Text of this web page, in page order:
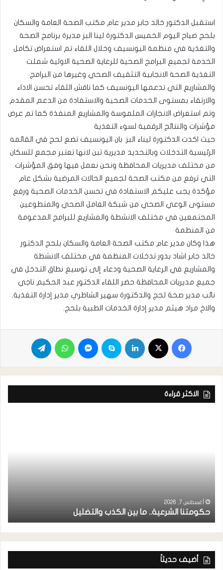
استقبل الدكتور خالد جابر مدير عام مكتب الصحة العامة والسكان
بلحج صباح اليوم الخميس الدكتورة لينا البز مديرة برنامج الصحة
والتغذية في منظمة اليونسيف وخلال اللقاء تم استعراض تكامل
الخدمة لجميع البرامج الصحية للرعاية الصحية الاولية شملت
التغذية الصحة الانجابية التثقيف الصحي وغيرها من البرامج
والمشاريع التي تدعمها اليونسيف كما ناقش اللقاء تحسن الاداء
والارتقاء بمستوى الخدمات الصحية والاستفادة من الدعم المقدم
وتم استعراض الانجازات الملموسة والمشاريع المنفذة كما تم عرض
مؤشرات والنتائج الرقمية لسوء التغذية
حيث اكدت الدكتورة ليناء البز. بان اليونسيف تضع لحج في القائمه
الرئيسية التدخلات وبالتحديد مديرية تبن لانها تعتبر مجمع للسكان
من مختلف مديريات المحافظة ونحن نعمل فيها وفق المؤشرات
التي ترفع من مكتب الصحة لجميع الحالات المرضية بشكل عام
مؤكدة يجب عليكم الاستفادة في تحسن الخدمات الصحية ورفع
مستوى الوعي الصحي من شبكة العامل الصحي والمتطوعين
المجتمعين في مختلف الانشطة والمشاريع للبرامج المدعومة
من المنطمة
هذا وكان مدير عام مكتب الصحة العامة والسكان بلحج الدكتور
خالد جابر اشاد بدور تدخلات المنظمة في مختلف الانشطة
والمشاريع في الرعاية الصحية ودعاء إلى توسيع نطاق التدخل في
جميع مديريات المحافظة حضر اللقاء الدكتور عبد الحكيم ناجي
نائب مدير صحة لحج والدكتورة سهير الشاطري مدير إدارة التغذية.
والاخ مراد هيثم مدير إدارة الخدمات الطبية بلحج.
الاكثر قراءة
أغسطس 7, 2026
حكومتنا الشرعية.. ما بين الكذب والتضليل
أضيف حديثاً